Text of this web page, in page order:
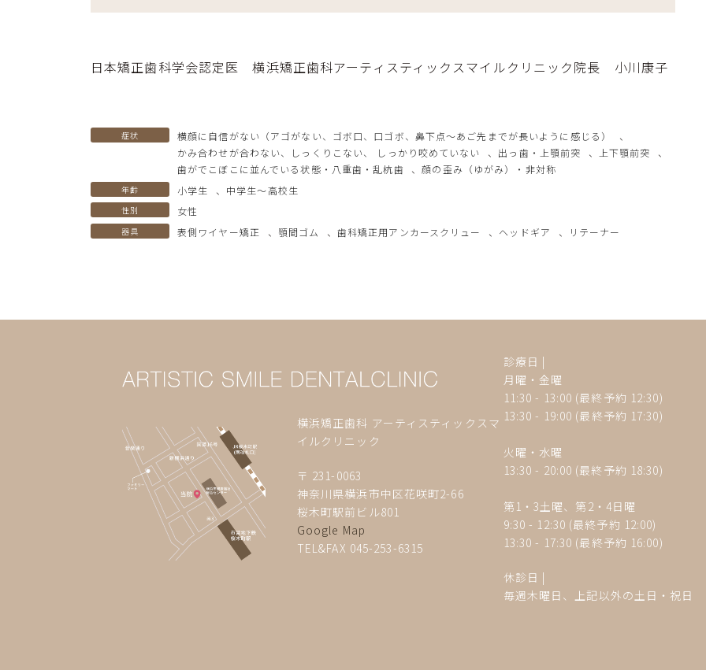
日本矯正歯科学会認定医 横浜矯正歯科アーティスティックスマイルクリニック院長 小川康子
症状 横顔に自信がない（アゴがない、ゴボ口、口ゴボ、鼻下点～あご先までが長いように感じる）
、
かみ合わせが合わない、しっくりこない、 しっかり咬めていない
、 出っ歯・上顎前突 、 上下顎前突
、
歯がでこぼこに並んでいる状態・八重歯・乱杭歯
、顔の歪み（ゆがみ）・非対称
年齢 小学生 、 中学生〜高校生
性別 女性
器具 表側ワイヤー矯正 、 顎間ゴム 、 歯科矯正用アンカースクリュー 、 ヘッドギア 、 リテーナー
横浜矯正歯科 アーティスティックスマ
イルクリニック
〒 231-0063
神奈川県横浜市中区花咲町2-66
桜木町駅前ビル801
Google Map
TEL&FAX 045-253-6315
診療日 |
月曜・金曜
11:30 - 13:00 (最終予約 12:30)
13:30 - 19:00 (最終予約 17:30)
火曜・水曜
13:30 - 20:00 (最終予約 18:30)
第1・3土曜、第2・4日曜
9:30 - 12:30 (最終予約 12:00)
13:30 - 17:30 (最終予約 16:00)
休診日 |
毎週木曜日、上記以外の土日・祝日